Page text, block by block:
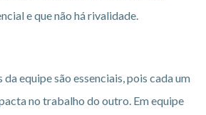
e que não há rivalidade.
equipe são essenciais, pois cada um
no trabalho do outro. Em equipe